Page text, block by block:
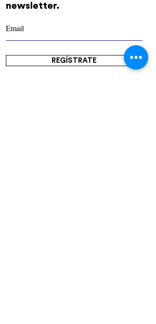
newsletter.
REGÍSTRATE